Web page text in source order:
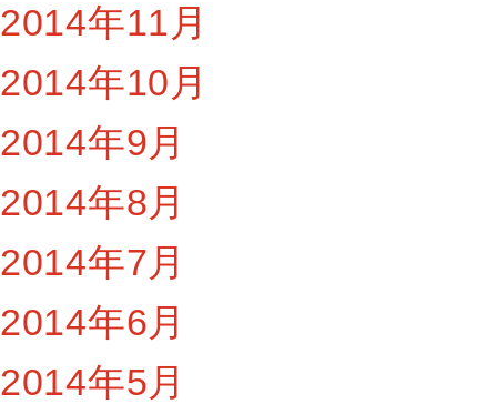
2014年11月
2014年10月
2014年9月
2014年8月
2014年7月
2014年6月
2014年5月